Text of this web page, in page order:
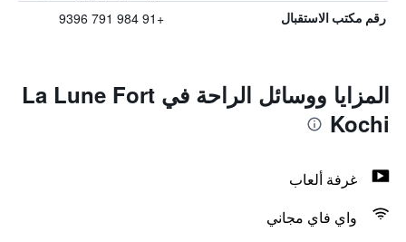
رقم مكتب الاستقبال +91 984 791 9396
المزايا ووسائل الراحة في La Lune Fort
Kochi
غرفة ألعاب
واي فاي مجاني